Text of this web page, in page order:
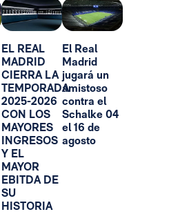
EL REAL
MADRID
CIERRA LA
TEMPORADA
2025-2026
CON LOS
MAYORES
INGRESOS
Y EL
MAYOR
EBITDA DE
SU
HISTORIA
El Real
Madrid
jugará un
amistoso
contra el
Schalke 04
el 16 de
agosto